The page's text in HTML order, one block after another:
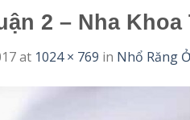
2 – Nha
at 1024 × 769 in Nhổ Răng